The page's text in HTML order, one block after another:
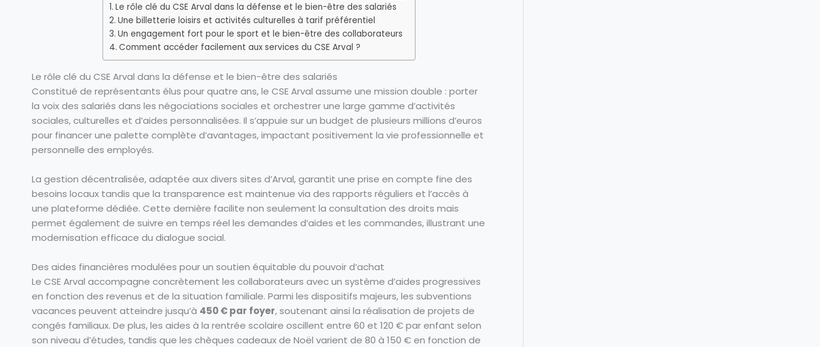
Le rôle clé du CSE Arval dans la défense et le bien-être des salariés
Une billetterie loisirs et activités culturelles à tarif préférentiel
Un engagement fort pour le sport et le bien-être des collaborateurs
Comment accéder facilement aux services du CSE Arval ?
Le rôle clé du CSE Arval dans la défense et le bien-être des salariés
Constitué de représentants élus pour quatre ans, le CSE Arval assume une mission double : porter
la voix des salariés dans les négociations sociales et orchestrer une large gamme d’activités
sociales, culturelles et d’aides personnalisées. Il s’appuie sur un budget de plusieurs millions d’euros
pour financer une palette complète d’avantages, impactant positivement la vie professionnelle et
personnelle des employés.
La gestion décentralisée, adaptée aux divers sites d’Arval, garantit une prise en compte fine des
besoins locaux tandis que la transparence est maintenue via des rapports réguliers et l’accès à
une plateforme dédiée. Cette dernière facilite non seulement la consultation des droits mais
permet également de suivre en temps réel les demandes d’aides et les commandes, illustrant une
modernisation efficace du dialogue social.
Des aides financières modulées pour un soutien équitable du pouvoir d’achat
Le CSE Arval accompagne concrètement les collaborateurs avec un système d’aides progressives
en fonction des revenus et de la situation familiale. Parmi les dispositifs majeurs, les subventions
vacances peuvent atteindre jusqu’à 450 € par foyer, soutenant ainsi la réalisation de projets de
congés familiaux. De plus, les aides à la rentrée scolaire oscillent entre 60 et 120 € par enfant selon
son niveau d’études, tandis que les chèques cadeaux de Noël varient de 80 à 150 € en fonction de